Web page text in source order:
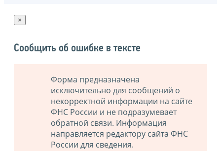
×
Сообщить об ошибке в тексте
Форма предназначена
исключительно для сообщений о
некорректной информации на сайте
ФНС России и не подразумевает
обратной связи. Информация
направляется редактору сайта ФНС
России для сведения.